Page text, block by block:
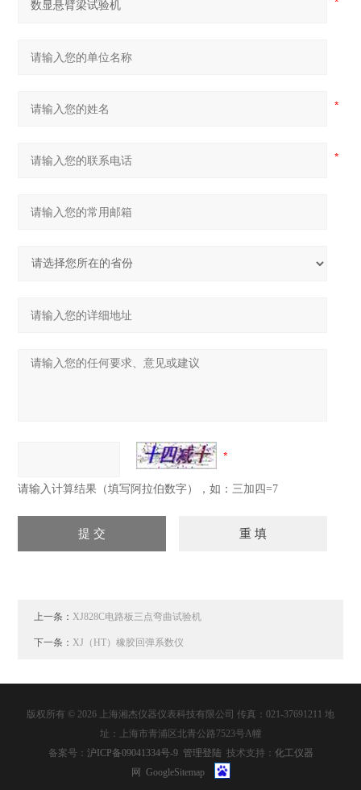
请输入计算结果（填写阿拉伯数字），如：三加四=7
上一条：XJ828C电路板三点弯曲试验机
下一条：XJ（HT）橡胶回弹系数仪
版权所有 © 2026 上海湘杰仪器仪表科技有限公司 传真：021-37691211 地
址：上海市青浦区北青公路7523号A幢
备案号： 沪ICP备09041334号-9 管理登陆 技术支持： 化工仪器
网 GoogleSitemap